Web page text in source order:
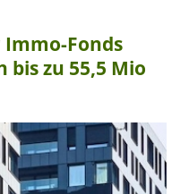
Fonds
zu 55,5 Mio